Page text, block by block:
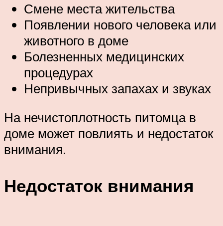
Смене места жительства
Появлении нового человека или
животного в доме
Болезненных медицинских
процедурах
Непривычных запахах и звуках
На нечистоплотность питомца в
доме может повлиять и недостаток
внимания.
Недостаток внимания